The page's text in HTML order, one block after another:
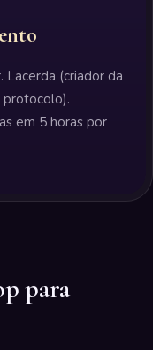
Lacerda (criador da
protocolo).
em 5 horas por
para